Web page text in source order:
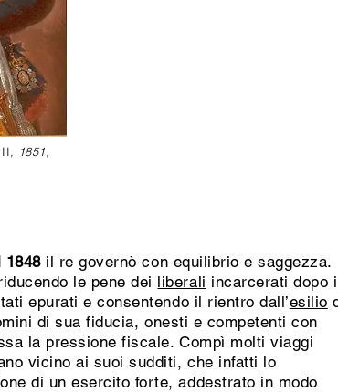
, 1851,
1848il re governò con equilibrio e saggezza.
le pene dei liberali incarcerati dopo i
epurati e consentendo il rientro dall’esilio
di sua fiducia, onesti e competenti con
la pressione fiscale. Compì molti viaggi
vicino ai suoi sudditi, che infatti lo
di un esercito forte, addestrato in modo